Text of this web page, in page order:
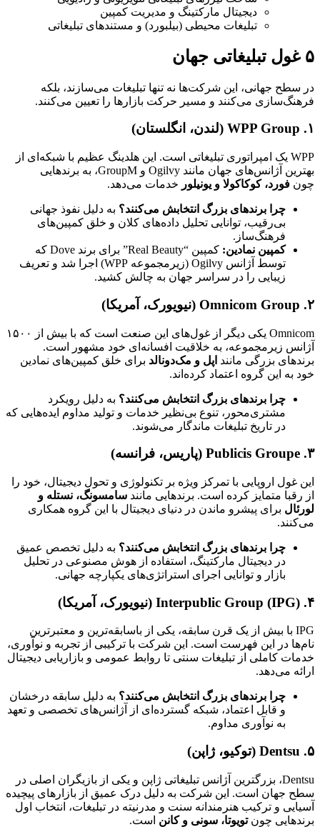
دیجیتال مارکتینگ و مدیریت کمپین
تبلیغات محیطی (بیلبورد) و مستندهای تبلیغاتی
۵ غول تبلیغاتی جهان
در سطح جهانی، این شرکت‌ها نه تنها تبلیغات می‌سازند، بلکه
فرهنگ‌سازی می‌کنند و مسیر حرکت بازارها را تعیین می‌کنند.
۱. WPP Group (لندن، انگلستان)
WPP یک امپراتوری تبلیغاتی است. این هلدینگ عظیم با شبکه‌ای از
بهترین آژانس‌های جهان مانند Ogilvy و GroupM، به برندهایی
چون فورد، کوکاکولا و یونیلور خدمات می‌دهد.
چرا برندهای بزرگ انتخابش می‌کنند؟ به دلیل نفوذ جهانی
بی‌رقیب، توانایی تحلیل داده‌های کلان و خلق کمپین‌های
فرهنگ‌ساز.
کمپین نمادین:
کمپین “Real Beauty” برای برند Dove که
توسط آژانس Ogilvy (زیرمجموعه WPP) اجرا شد و تعریف
زیبایی را در سراسر جهان به چالش کشید.
۲. Omnicom Group (نیویورک، آمریکا)
Omnicom یکی دیگر از غول‌های این صنعت است که با بیش از ۱۵۰۰
آژانس زیرمجموعه، به خلاقیت افسانه‌ای خود مشهور است.
برندهای بزرگی مانند اپل و مک‌دونالد برای خلق کمپین‌های نمادین
خود به این گروه اعتماد کرده‌اند.
چرا برندهای بزرگ انتخابش می‌کنند؟ به دلیل رویکرد
مشتری‌محور، تنوع بی‌نظیر خدمات و تولید مداوم ایده‌هایی که
در تاریخ تبلیغات ماندگار می‌شوند.
۳. Publicis Groupe (پاریس، فرانسه)
این غول اروپایی با تمرکز ویژه بر تکنولوژی و تحول دیجیتال، خود را
از رقبا متمایز کرده است. برندهایی مانند سامسونگ، نستله و
لورئال برای پیشرو ماندن در دنیای دیجیتال با این گروه همکاری
می‌کنند.
چرا برندهای بزرگ انتخابش می‌کنند؟ به دلیل تخصص عمیق
در دیجیتال مارکتینگ، استفاده از هوش مصنوعی در تحلیل
بازار و توانایی اجرای استراتژی‌های یکپارچه جهانی.
۴. Interpublic Group (IPG) (نیویورک، آمریکا)
IPG با بیش از یک قرن سابقه، یکی از باسابقه‌ترین و معتبرترین
نام‌ها در این فهرست است. این شرکت با ترکیبی از تجربه و نوآوری،
خدمات کاملی از تبلیغات سنتی تا روابط عمومی و بازاریابی دیجیتال
ارائه می‌دهد.
چرا برندهای بزرگ انتخابش می‌کنند؟ به دلیل سابقه درخشان
و قابل اعتماد، شبکه گسترده‌ای از آژانس‌های تخصصی و تعهد
به نوآوری مداوم.
۵. Dentsu (توکیو، ژاپن)
Dentsu، بزرگترین آژانس تبلیغاتی ژاپن و یکی از بازیگران اصلی در
سطح جهان است. این شرکت به دلیل درک عمیق از بازارهای پیچیده
آسیایی و ترکیب هنرمندانه سنت و مدرنیته در تبلیغات، انتخاب اول
برندهایی چونتویوتا، سونی و کانن است.